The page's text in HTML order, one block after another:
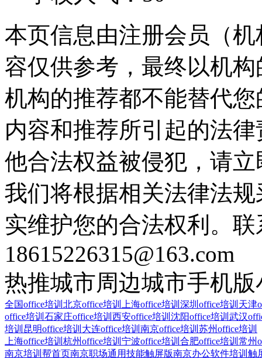
本页信息由注册会员（
容仅供参考，最终以机
机构的推荐都不能替代
内容和推荐所引起的法
他合法权益被侵犯，请
我们将根据相关法律法
实维护您的合法权利。
18615226315@163.com
热推城市周边城市手机版
全国office培训 北京office培训 上海office培训 深圳office培训 天津
office培训 石家庄office培训 西安office培训 沈阳office培训 武汉
培训 昆明office培训 大连office培训 南京office培训 苏州office培训
上海office培训 杭州office培训 宁波office培训 合肥office培训 常州
南京培训帮首页南京职场通用技能触屏版南京办公软件培训触